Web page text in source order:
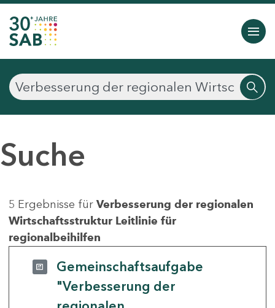
Suche
5 Ergebnisse für Verbesserung der regionalen
Wirtschaftsstruktur Leitlinie für
regionalbeihilfen
Gemeinschaftsaufgabe
"Verbesserung der